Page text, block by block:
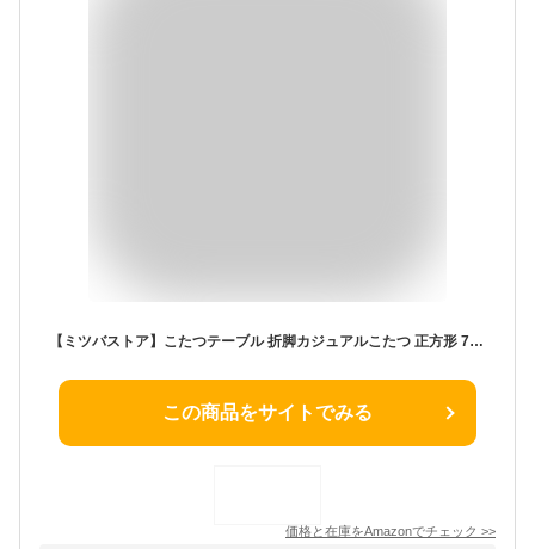
【ミツバストア】こたつテーブル 折脚カジュアルこたつ 正方形 75×75 コタツ 折れ足 折りたたみ 炬燵 火燵 テーブル 木目 白木 シンプル コンパクト 一人暮らし 省エネ 節電 ktc7575-ptbk
この商品をサイトでみる
価格と在庫をAmazonでチェック >>